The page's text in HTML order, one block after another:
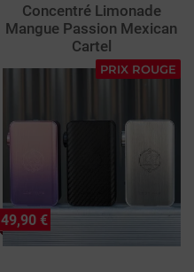
Concentré Limonade
Mangue Passion Mexican
Cartel
PRIX ROUGE
49,90 €